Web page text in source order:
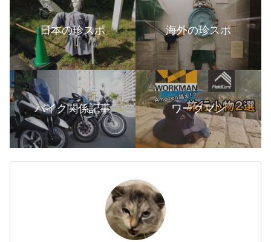
日本の珍スポ 海外の珍スポ
バイク関係記事 ワークマン